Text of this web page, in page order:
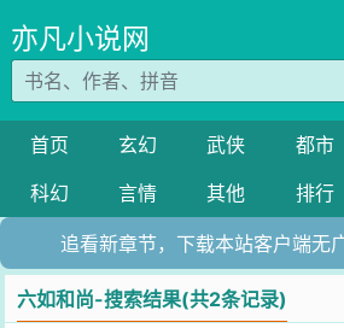
亦凡小说网
首页 玄幻 武侠 都市
科幻
言情 其他 排行
追看新章节，下载本站客户端无
六如和尚-搜索结果(共2条记录)